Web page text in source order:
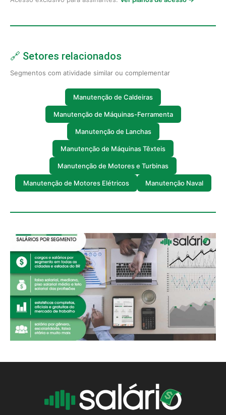
🔗 Setores relacionados
Segmentos com atividade similar ou complementar
Manutenção de Caldeiras
Manutenção de Máquinas-Ferramenta
Manutenção de Lanchas
Manutenção de Máquinas Têxteis
Manutenção de Motores e Turbinas
Manutenção de Motores Elétricos Manutenção Naval